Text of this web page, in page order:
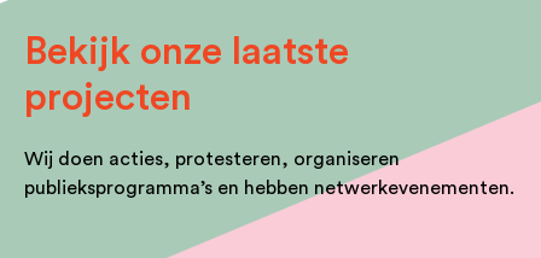
Bekijk onze laatste
projecten
Wij doen acties, protesteren, organiseren
publieksprogramma’s en hebben netwerkevenementen.